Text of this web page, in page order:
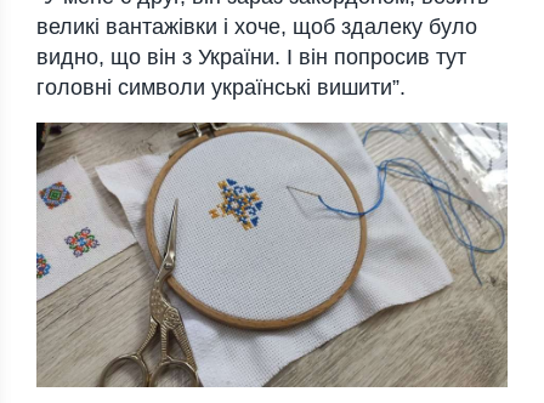
великі вантажівки і хоче, щоб здалеку було
видно, що він з України. І він попросив тут
головні символи українські вишити”.